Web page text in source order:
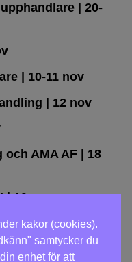
| 20-
| 10-11 nov
| 12 nov
AMA AF| 18
| 19 nov
| 25 nov
kakor (cookies).
samtycker du
enhet för att